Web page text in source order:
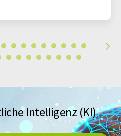
Intelligenz (KI)